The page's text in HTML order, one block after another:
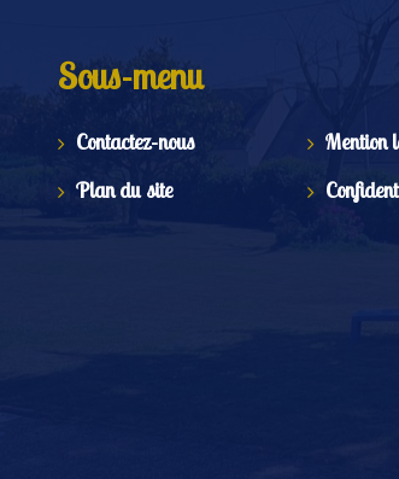
Sous-menu
Contactez-nous
Plan du site
Mention